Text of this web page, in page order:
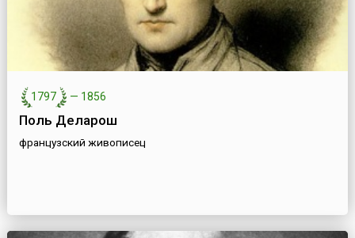
1797 — 1856
Поль Деларош
французский живописец